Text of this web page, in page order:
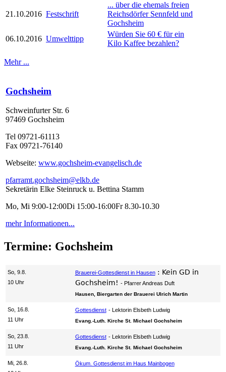
21.10.2016 Festschrift
... über die ehemals freien
Reichsdörfer Sennfeld und
Gochsheim
06.10.2016 Umwelttipp
Würden Sie 60 € für ein
Kilo Kaffee bezahlen?
Mehr ...
Gochsheim
Schweinfurter Str. 6
97469 Gochsheim
Tel 09721-61113
Fax 09721-76140
Webseite: www.gochsheim-evangelisch.de
pfarramt.gochsheim@elkb.de
Sekretärin Elke Steinruck u. Bettina Stamm
Mo, Mi 9:00-12:00Di 15:00-16:00Fr 8.30-10.30
mehr Informationen...
Termine: Gochsheim
So, 9.8.
10 Uhr
Brauerei-Gottesdienst in Hausen: Kein GD in
Gochsheim!
Pfarrer Andreas Duft
Hausen, Biergarten der Brauerei Ulrich Martin
So, 16.8.
11 Uhr
Gottesdienst Lektorin Elsbeth Ludwig
Evang.-Luth. Kirche St. Michael Gochsheim
So, 23.8.
11 Uhr
Gottesdienst Lektorin Elsbeth Ludwig
Evang.-Luth. Kirche St. Michael Gochsheim
Mi, 26.8.
Ökum. Gottesdienst im Haus Mainbogen